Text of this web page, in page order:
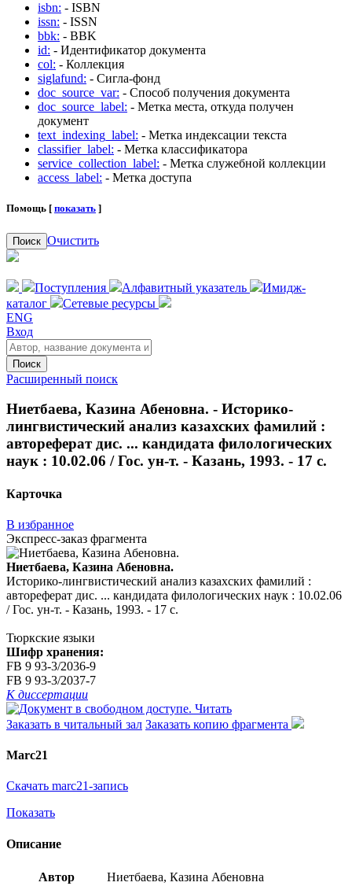
isbn: - ISBN
issn: - ISSN
bbk: - BBK
id: - Идентификатор документа
col: - Коллекция
siglafund: - Сигла-фонд
doc_source_var: - Способ получения документа
doc_source_label: - Метка места, откуда получен
документ
text_indexing_label: - Метка индексации текста
classifier_label: - Метка классификатора
service_collection_label: - Метка служебной коллекции
access_label: - Метка доступа
Помощь [ показать ]
Поиск Очистить
Поступления Алфавитный указатель
Имидж-
каталог
Сетевые ресурсы
ENG
Вход
Поиск
Расширенный поиск
Ниетбаева, Казина Абеновна. - Историко-
лингвистический анализ казахских фамилий :
автореферат дис. ... кандидата филологических
наук : 10.02.06 / Гос. ун-т. - Казань, 1993. - 17 с.
Карточка
В избранное
Экспресс-заказ фрагмента
Ниетбаева, Казина Абеновна.
Историко-лингвистический анализ казахских фамилий :
автореферат дис. ... кандидата филологических наук : 10.02.06
/ Гос. ун-т. - Казань, 1993. - 17 с.
Тюркские языки
Шифр хранения:
FB 9 93-3/2036-9
FB 9 93-3/2037-7
К диссертации
Читать
Заказать в читальный зал Заказать копию фрагмента
Marc21
Скачать marc21-запись
Показать
Описание
Автор Ниетбаева, Казина Абеновна